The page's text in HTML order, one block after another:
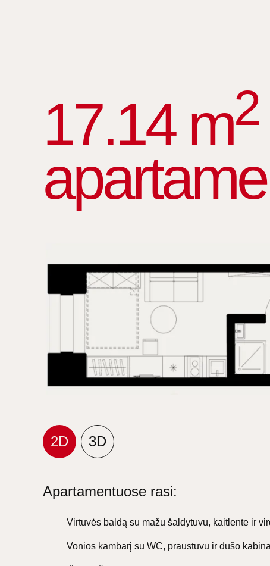
17.14 m2
2D
3D
Apartamentuose rasi:
Virtuvės baldą su mažu šaldytuvu, kaitlente ir
Vonios kambarį su WC, praustuvu ir dušo